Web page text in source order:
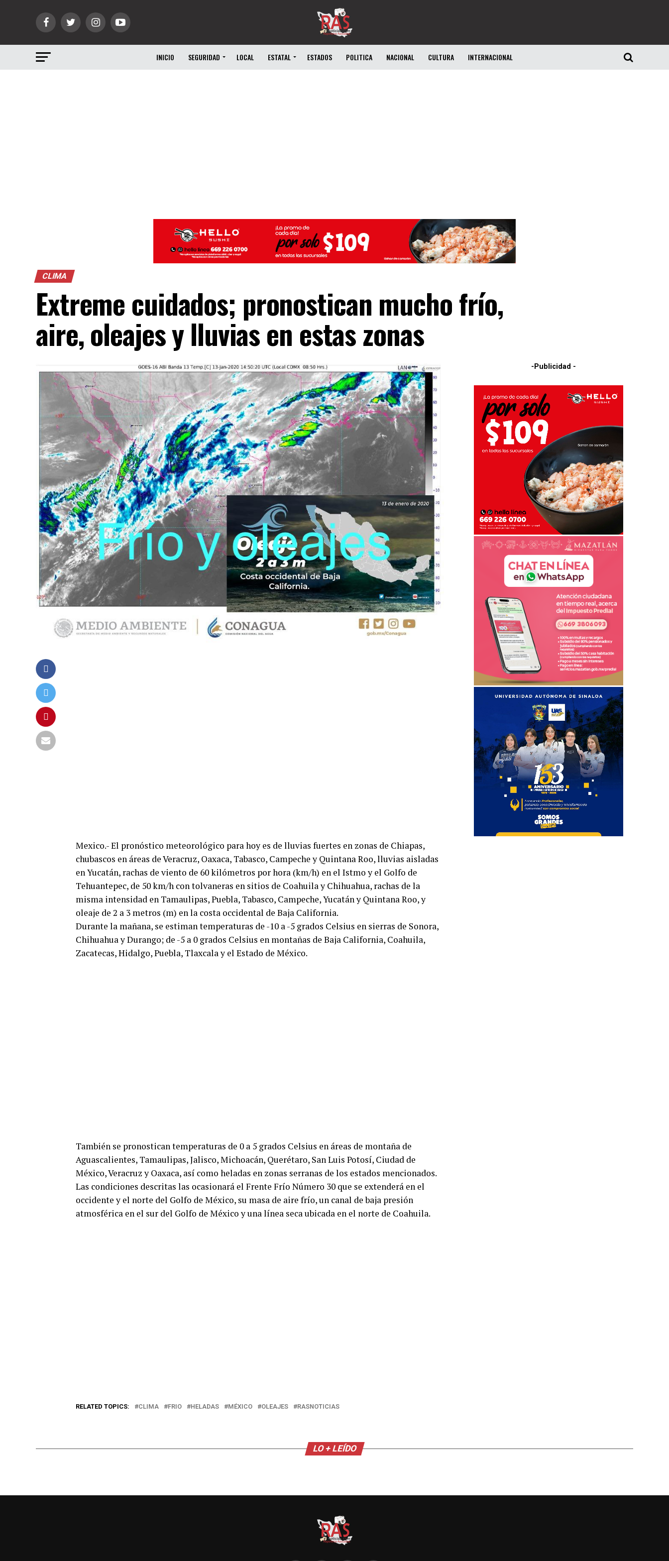
INICIO SEGURIDAD LOCAL ESTATAL ESTADOS POLITICA NACIONAL CULTURA INTERNACIONAL
CLIMA
Extreme cuidados; pronostican mucho frío,
aire, oleajes y lluvias en estas zonas
Mexico.- El pronóstico meteorológico para hoy es de lluvias fuertes en zonas de Chiapas,
chubascos en áreas de Veracruz, Oaxaca, Tabasco, Campeche y Quintana Roo, lluvias aisladas
en Yucatán, rachas de viento de 60 kilómetros por hora (km/h) en el Istmo y el Golfo de
Tehuantepec, de 50 km/h con tolvaneras en sitios de Coahuila y Chihuahua, rachas de la
misma intensidad en Tamaulipas, Puebla, Tabasco, Campeche, Yucatán y Quintana Roo, y
oleaje de 2 a 3 metros (m) en la costa occidental de Baja California.
Durante la mañana, se estiman temperaturas de -10 a -5 grados Celsius en sierras de Sonora,
Chihuahua y Durango; de -5 a 0 grados Celsius en montañas de Baja California, Coahuila,
Zacatecas, Hidalgo, Puebla, Tlaxcala y el Estado de México.
También se pronostican temperaturas de 0 a 5 grados Celsius en áreas de montaña de
Aguascalientes, Tamaulipas, Jalisco, Michoacán, Querétaro, San Luis Potosí, Ciudad de
México, Veracruz y Oaxaca, así como heladas en zonas serranas de los estados mencionados.
Las condiciones descritas las ocasionará el Frente Frío Número 30 que se extenderá en el
occidente y el norte del Golfo de México, su masa de aire frío, un canal de baja presión
atmosférica en el sur del Golfo de México y una línea seca ubicada en el norte de Coahuila.
RELATED TOPICS: CLIMA FRIO HELADAS MÉXICO OLEAJES RASNOTICIAS
-Publicidad -
LO + LEÍDO